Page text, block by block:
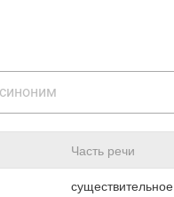
Часть речи
существительное